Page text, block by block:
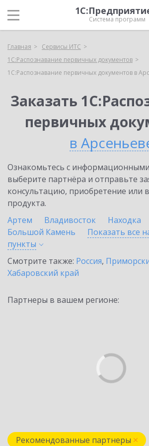
Система программ
Главная
Сервисы ИТС
1С:Распознавание первичных документов
1С:Распознавание первичных документов в
Заказать
первичных
в
Ознакомьтесь с
выберите партнёра и отправьте
консультацию, приобретение или
продукта.
Артем
Владивосток Находка
Большой Камень
Показать все
пункты
Смотрите также: Россия,
Хабаровский край
Партнеры в вашем регионе:
Рекомендованные партнеры